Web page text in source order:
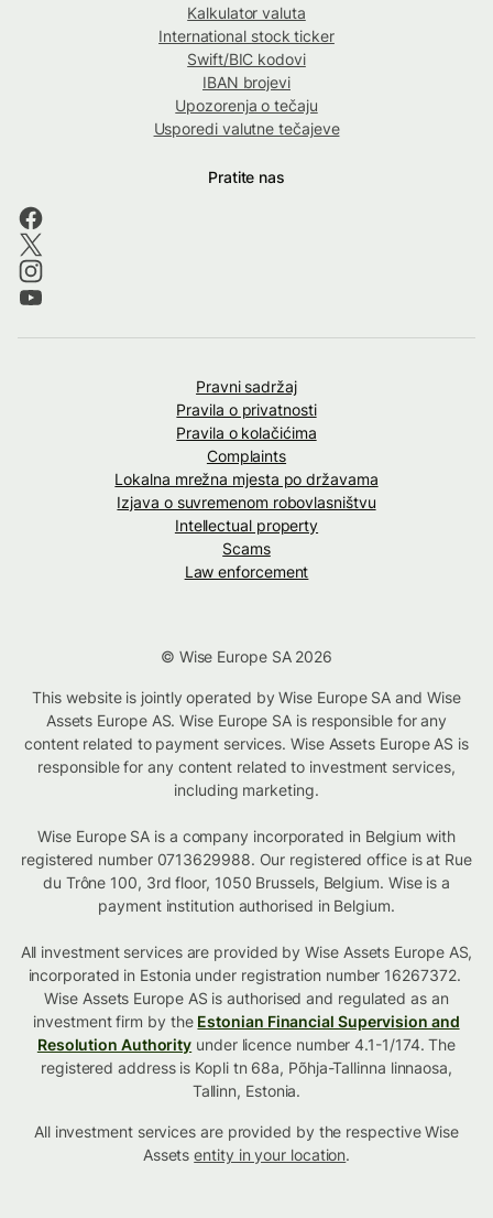
Kalkulator valuta
International stock ticker
Swift/BIC kodovi
IBAN brojevi
Upozorenja o tečaju
Usporedi valutne tečajeve
Pratite nas
Pravni sadržaj
Pravila o privatnosti
Pravila o kolačićima
Complaints
Lokalna mrežna mjesta po državama
Izjava o suvremenom robovlasništvu
Intellectual property
Scams
Law enforcement
© Wise Europe SA 2026
This website is jointly operated by Wise Europe SA and Wise
Assets Europe AS. Wise Europe SA is responsible for any
content related to payment services. Wise Assets Europe AS is
responsible for any content related to investment services,
including marketing.
Wise Europe SA is a company incorporated in Belgium with
registered number 0713629988. Our registered office is at Rue
du Trône 100, 3rd floor, 1050 Brussels, Belgium. Wise is a
payment institution authorised in Belgium.
All investment services are provided by Wise Assets Europe AS,
incorporated in Estonia under registration number 16267372.
Wise Assets Europe AS is authorised and regulated as an
investment firm by the Estonian Financial Supervision and
Resolution Authority under licence number 4.1-1/174. The
registered address is Kopli tn 68a, Põhja-Tallinna linnaosa,
Tallinn, Estonia.
All investment services are provided by the respective Wise
Assetsentity in your location.